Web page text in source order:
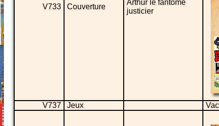
V733 Couverture
Arthur le fantôme
justicier
V737 Jeux